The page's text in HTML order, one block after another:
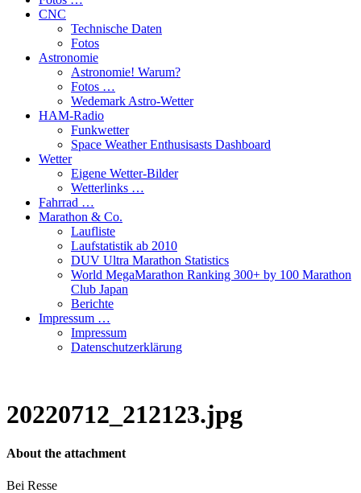
CNC
Technische Daten
Fotos
Astronomie
Astronomie! Warum?
Fotos …
Wedemark Astro-Wetter
HAM-Radio
Funkwetter
Space Weather Enthusisasts Dashboard
Wetter
Eigene Wetter-Bilder
Wetterlinks …
Fahrrad …
Marathon & Co.
Laufliste
Laufstatistik ab 2010
DUV Ultra Marathon Statistics
World MegaMarathon Ranking 300+ by 100 Marathon
Club Japan
Berichte
Impressum …
Impressum
Datenschutzerklärung
20220712_212123.jpg
About the attachment
Bei Resse